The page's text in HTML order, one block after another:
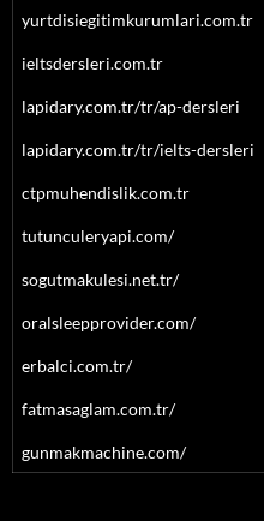
yurtdisiegitimkurumlari.com.tr
ieltsdersleri.com.tr
lapidary.com.tr/tr/ap-dersleri
lapidary.com.tr/tr/ielts-dersleri
ctpmuhendislik.com.tr
tutunculeryapi.com/
sogutmakulesi.net.tr/
oralsleepprovider.com/
erbalci.com.tr/
fatmasaglam.com.tr/
gunmakmachine.com/